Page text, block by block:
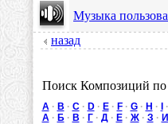
Музыка
назад
Поиск Композиций
A· B · C· D· E· F· G· H · ·
А· Б· В · Г· Д· Е· Ж· З · И